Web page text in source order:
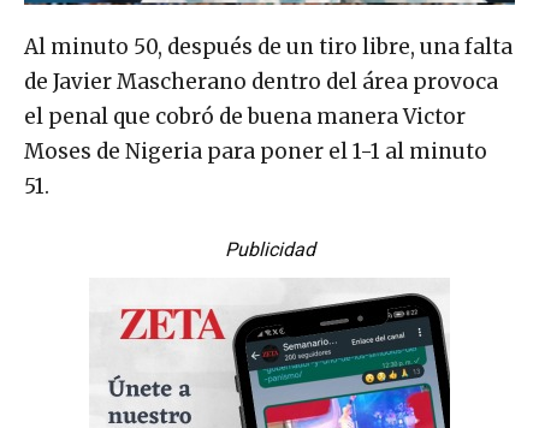
Al minuto 50, después de un tiro libre, una falta
de Javier Mascherano dentro del área provoca
el penal que cobró de buena manera Victor
Moses de Nigeria para poner el 1-1 al minuto
51.
Publicidad